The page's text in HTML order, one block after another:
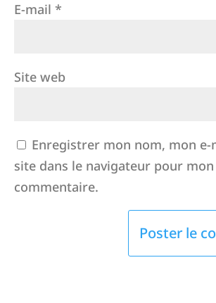
E-mail *
Site web
Enregistrer mon nom, mon
site dans le navigateur pour
commentaire.